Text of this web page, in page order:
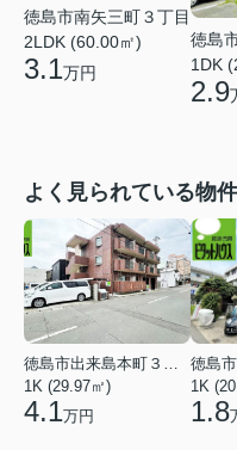
徳島市南矢三町３丁目
2LDK (60.00㎡)
3.1万円
徳島
1DK
2.9
よく見られている物件
1K (29.97㎡)
4.1万円
徳島
1K
1.8